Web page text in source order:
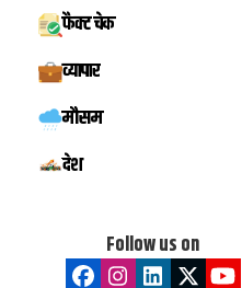
फैक्ट चेक
व्यापार
मौसम
देश
Follow us on